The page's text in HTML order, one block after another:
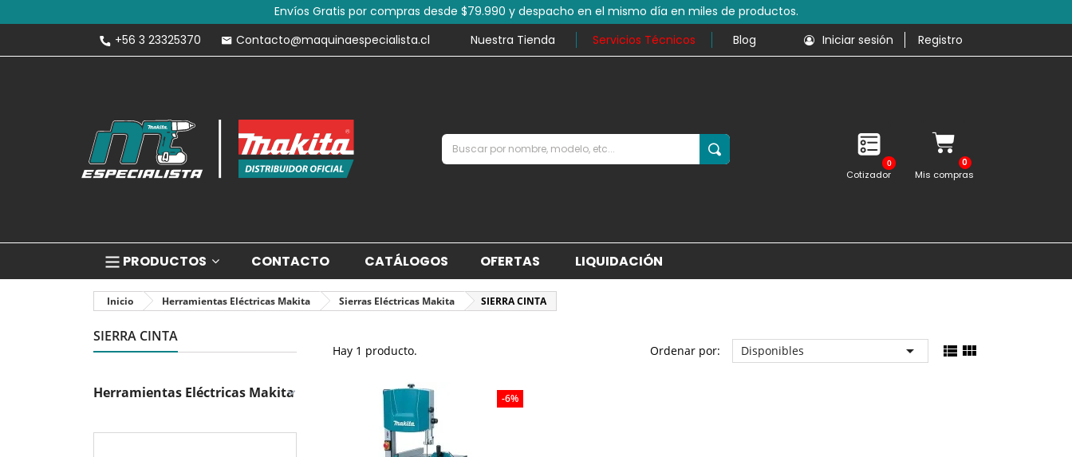
Envíos Gratis por compras desde $79.990 y despacho en el mismo día en miles de productos.
+56 3 23325370
Contacto@maquinaespecialista.cl Nuestra Tienda Servicios Técnicos Blog Iniciar sesión Registro
0
Cotizador Mis compras
PRODUCTOS CONTACTO CATÁLOGOS OFERTAS LIQUIDACIÓN
Inicio Herramientas Eléctricas Makita Sierras Eléctricas Makita SIERRA CINTA
SIERRA CINTA
Herramientas Eléctricas Makita
Hay 1 producto. Ordenar por: Disponibles   
-6%